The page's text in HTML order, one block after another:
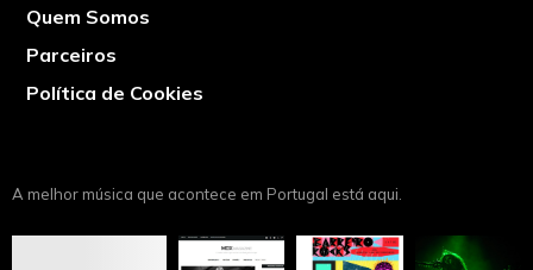
Quem Somos
Parceiros
Política de Cookies
A melhor música que acontece em Portugal está aqui.